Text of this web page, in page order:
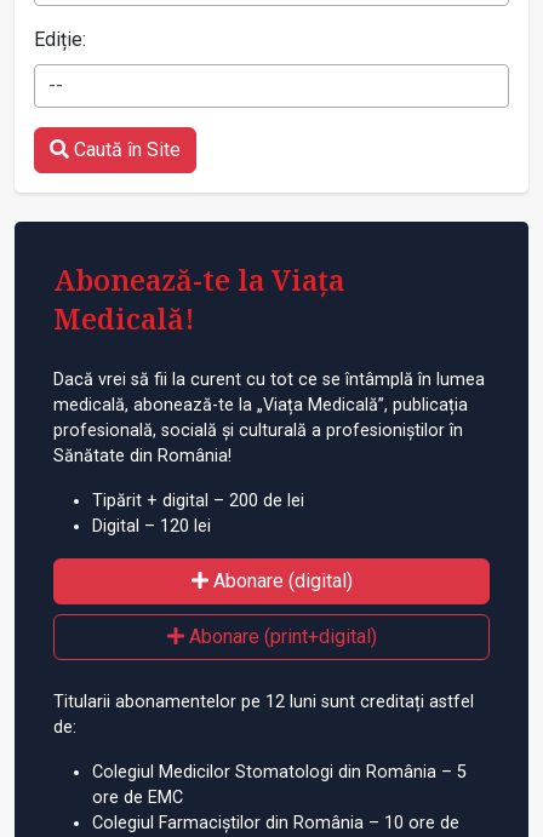
Ediție:
--
Caută în Site
Abonează-te la Viața
Medicală!
Dacă vrei să fii la curent cu tot ce se întâmplă în lumea
medicală, abonează-te la „Viața Medicală”, publicația
profesională, socială și culturală a profesioniștilor în
Sănătate din România!
Tipărit + digital – 200 de lei
Digital – 120 lei
Abonare (digital)
Abonare (print+digital)
Titularii abonamentelor pe 12 luni sunt creditați astfel
de:
Colegiul Medicilor Stomatologi din România – 5
ore de EMC
Colegiul Farmaciștilor din România – 10 ore de